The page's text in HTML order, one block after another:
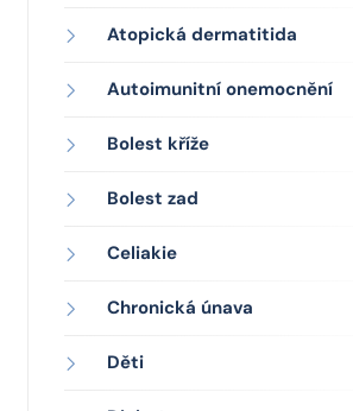
Atopická dermatitida
Autoimunitní onemocnění
Bolest kříže
Bolest zad
Celiakie
Chronická únava
Děti